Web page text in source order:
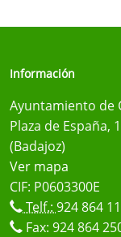
Información
Ayuntamiento de
Plaza de España,
(Badajoz)
Ver mapa
CIF: P0603300E
Telf.: 924 864
Fax: 924 864